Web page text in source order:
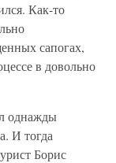
Как-то
сапогах,
в довольно
однажды
И тогда
Борис